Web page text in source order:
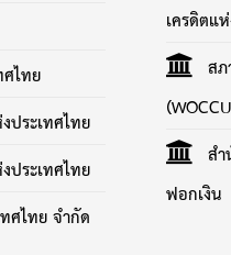
ไทย
ระเทศไทย
ระเทศไทย
ศไทย จำกัด
เครดิตแ
ส
ส
ฟอกเงิน